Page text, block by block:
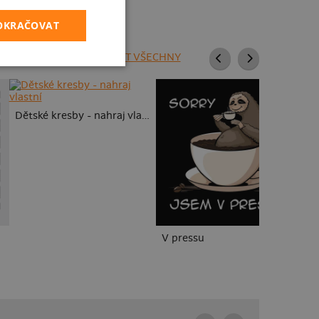
ZOBRAZIT VŠECHNY
Dětské kresby - nahraj vlastní
V pressu